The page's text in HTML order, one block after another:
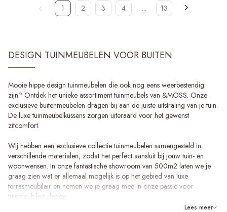
1 2 3 4 ... 13
DESIGN TUINMEUBELEN VOOR BUITEN
Mooie hippe design tuinmeubelen die ook nog eens weerbestendig
zijn? Ontdek het unieke assortiment tuinmeubels van &MOSS. Onze
exclusieve buitenmeubelen dragen bij aan de juiste uitstraling van je tuin.
De luxe tuinmeubelkussens zorgen uiteraard voor het gewenst
zitcomfort.
Wij hebben een exclusieve collectie tuinmeubelen samengesteld in
verschillende materialen, zodat het perfect aansluit bij jouw tuin- en
woonwensen. In onze fantastische showroom van 500m2 laten we je
graag zien wat er allemaal mogelijk is op het gebied van luxe
terrasmeubilair en nemen we je graag mee in onze passie voor
tuinmeubilair design.
Lees meer